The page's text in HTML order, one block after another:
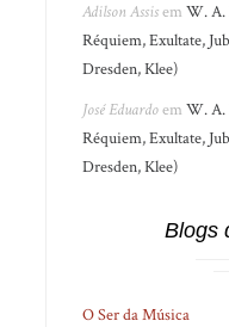
Adilson AssisemW. A.
Réquiem, Exultate,
Dresden, Klee)
José EduardoemW. A.
Réquiem, Exultate,
Dresden, Klee)
Blogs
O Ser da Música